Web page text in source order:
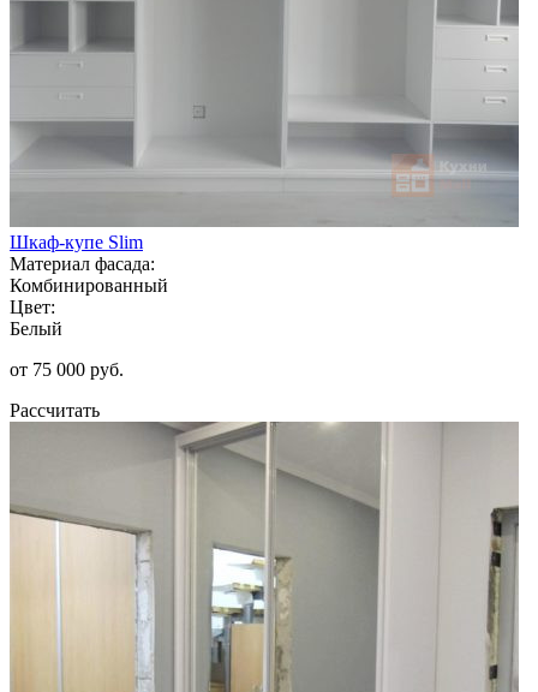
Шкаф-купе Slim
Материал фасада:
Комбинированный
Цвет:
Белый
от 75 000 руб.
Рассчитать